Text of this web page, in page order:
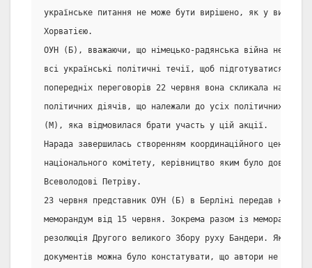
українське питання не може бути вирішено, як у випадку
Хорватією.
ОУН (Б), вважаючи, що німецько-радянська війна
всі українські політичні течії, щоб підготуватися до
попередніх переговорів 22 червня вона скликала нараду
політичних діячів, що належали до усіх політичних
(М), яка відмовилася брати участь у цій акції.
Нарада завершилась створенням координаційного центру -
національного комітету, керівництво яким було довірено
Всеволодові Петріву.
23 червня представник ОУН (Б) в Берліні передав
меморандум від 15 червня. Зокрема разом із
резолюція Другого великого Збору руху Бандери. Як
документів можна було констатувати, що автори не лише